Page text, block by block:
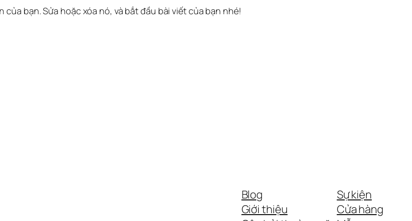
của bạn. Sửa hoặc xóa nó, và bắt đầu bài viết của bạn nhé!
Blog
Giới thiệu
Sự kiện
Cửa hàng